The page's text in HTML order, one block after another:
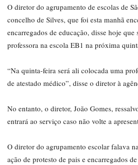
O diretor do agrupamento de escolas de
concelho de Silves, que foi esta manhã
encarregados de educação, disse hoje que
professora na escola EB1 na próxima
“Na quinta-feira será ali colocada uma
de atestado médico”, disse o diretor à
No entanto, o diretor, João Gomes,
entrará ao serviço caso não volte a
O diretor do agrupamento escolar falava
ação de protesto de pais e encarregados